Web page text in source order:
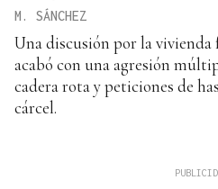
M. SÁNCHEZ
Una discusión por la
acabó con una agresión
cadera rota y peticiones de
cárcel.